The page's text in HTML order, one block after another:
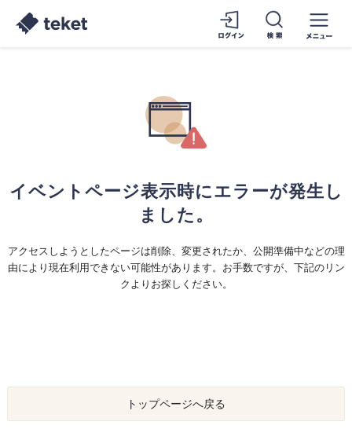
イベントページ表示時にエラーが発生し
ました。
アクセスしようとしたページは削除、変更されたか、公開準備中などの理
由により現在利用できない可能性があります。お手数ですが、下記のリン
クよりお探しください。
トップページへ戻る